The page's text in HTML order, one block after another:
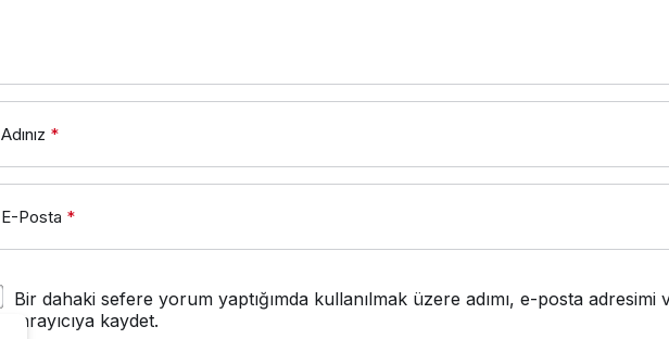
Adınız *
E-Posta *
Bir dahaki sefere yorum yaptığımda kullanılmak üzere adımı, e-posta
tarayıcıya kaydet.